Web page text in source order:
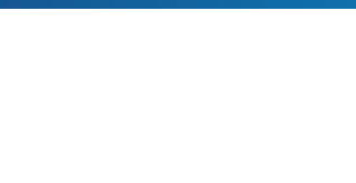
дополнительных цифровых